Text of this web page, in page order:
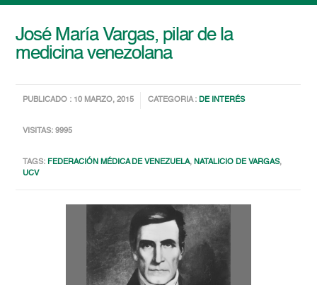
José María Vargas, pilar de la
medicina venezolana
PUBLICADO : 10 MARZO, 2015 CATEGORIA :DE INTERÉS
VISITAS: 9995
TAGS: FEDERACIÓN MÉDICA DE VENEZUELA,NATALICIO DE VARGAS,
UCV